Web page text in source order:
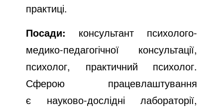
практиці.
Посади: консультант психолого-
медико-педагогічної консультації,
психолог, практичний психолог.
Сферою працевлаштування
є науково-дослідні лабораторії,